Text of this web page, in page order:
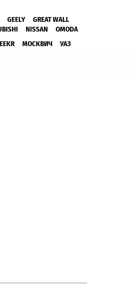
GEELY
GREAT WALL
NISSAN
OMODA
МОСКВИЧ УАЗ